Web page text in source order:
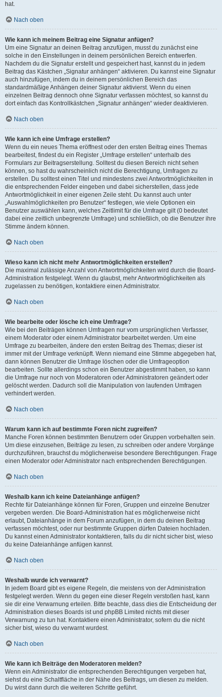
hat.
Nach oben
Wie kann ich meinem Beitrag eine Signatur anfügen?
Um eine Signatur an deinen Beitrag anzufügen, musst du zunächst eine
solche in den Einstellungen in deinem persönlichen Bereich entwerfen.
Nachdem du die Signatur erstellt und gespeichert hast, kannst du in jedem
Beitrag das Kästchen „Signatur anhängen“ aktivieren. Du kannst eine Signatur
auch hinzufügen, indem du in deinem persönlichen Bereich das
standardmäßige Anhängen deiner Signatur aktivierst. Wenn du einen
einzelnen Beitrag dennoch ohne Signatur verfassen möchtest, so kannst du
dort einfach das Kontrollkästchen „Signatur anhängen“ wieder deaktivieren.
Nach oben
Wie kann ich eine Umfrage erstellen?
Wenn du ein neues Thema eröffnest oder den ersten Beitrag eines Themas
bearbeitest, findest du ein Register „Umfrage erstellen“ unterhalb des
Formulars zur Beitragserstellung. Solltest du diesen Bereich nicht sehen
können, so hast du wahrscheinlich nicht die Berechtigung, Umfragen zu
erstellen. Du solltest einen Titel und mindestens zwei Antwortmöglichkeiten in
die entsprechenden Felder eingeben und dabei sicherstellen, dass jede
Antwortmöglichkeit in einer eigenen Zeile steht. Du kannst auch unter
„Auswahlmöglichkeiten pro Benutzer“ festlegen, wie viele Optionen ein
Benutzer auswählen kann, welches Zeitlimit für die Umfrage gilt (0 bedeutet
dabei eine zeitlich unbegrenzte Umfrage) und schließlich, ob die Benutzer ihre
Stimme ändern können.
Nach oben
Wieso kann ich nicht mehr Antwortmöglichkeiten erstellen?
Die maximal zulässige Anzahl von Antwortmöglichkeiten wird durch die Board-
Administration festgelegt. Wenn du glaubst, mehr Antwortmöglichkeiten als
zugelassen zu benötigen, kontaktiere einen Administrator.
Nach oben
Wie bearbeite oder lösche ich eine Umfrage?
Wie bei den Beiträgen können Umfragen nur vom ursprünglichen Verfasser,
einem Moderator oder einem Administrator bearbeitet werden. Um eine
Umfrage zu bearbeiten, ändere den ersten Beitrag des Themas; dieser ist
immer mit der Umfrage verknüpft. Wenn niemand eine Stimme abgegeben hat,
dann können Benutzer die Umfrage löschen oder die Umfrageoption
bearbeiten. Sollte allerdings schon ein Benutzer abgestimmt haben, so kann
die Umfrage nur noch von Moderatoren oder Administratoren geändert oder
gelöscht werden. Dadurch soll die Manipulation von laufenden Umfragen
verhindert werden.
Nach oben
Warum kann ich auf bestimmte Foren nicht zugreifen?
Manche Foren können bestimmten Benutzern oder Gruppen vorbehalten sein.
Um diese einzusehen, Beiträge zu lesen, zu schreiben oder andere Vorgänge
durchzuführen, brauchst du möglicherweise besondere Berechtigungen. Frage
einen Moderator oder Administrator nach entsprechenden Berechtigungen.
Nach oben
Weshalb kann ich keine Dateianhänge anfügen?
Rechte für Dateianhänge können für Foren, Gruppen und einzelne Benutzer
vergeben werden. Die Board-Administration hat es möglicherweise nicht
erlaubt, Dateianhänge in dem Forum anzufügen, in dem du deinen Beitrag
verfassen möchtest, oder nur bestimmte Gruppen dürfen Dateien hochladen.
Du kannst einen Administrator kontaktieren, falls du dir nicht sicher bist, wieso
du keine Dateianhänge anfügen kannst.
Nach oben
Weshalb wurde ich verwarnt?
In jedem Board gibt es eigene Regeln, die meistens von der Administration
festgelegt werden. Wenn du gegen eine dieser Regeln verstoßen hast, kann
sie dir eine Verwarnung erteilen. Bitte beachte, dass dies die Entscheidung der
Administration dieses Boards ist und phpBB Limited nichts mit dieser
Verwarnung zu tun hat. Kontaktiere einen Administrator, sofern du die nicht
sicher bist, wieso du verwarnt wurdest.
Nach oben
Wie kann ich Beiträge den Moderatoren melden?
Wenn ein Administrator die entsprechenden Berechtigungen vergeben hat,
siehst du eine Schaltfläche in der Nähe des Beitrags, um diesen zu melden.
Du wirst dann durch die weiteren Schritte geführt.